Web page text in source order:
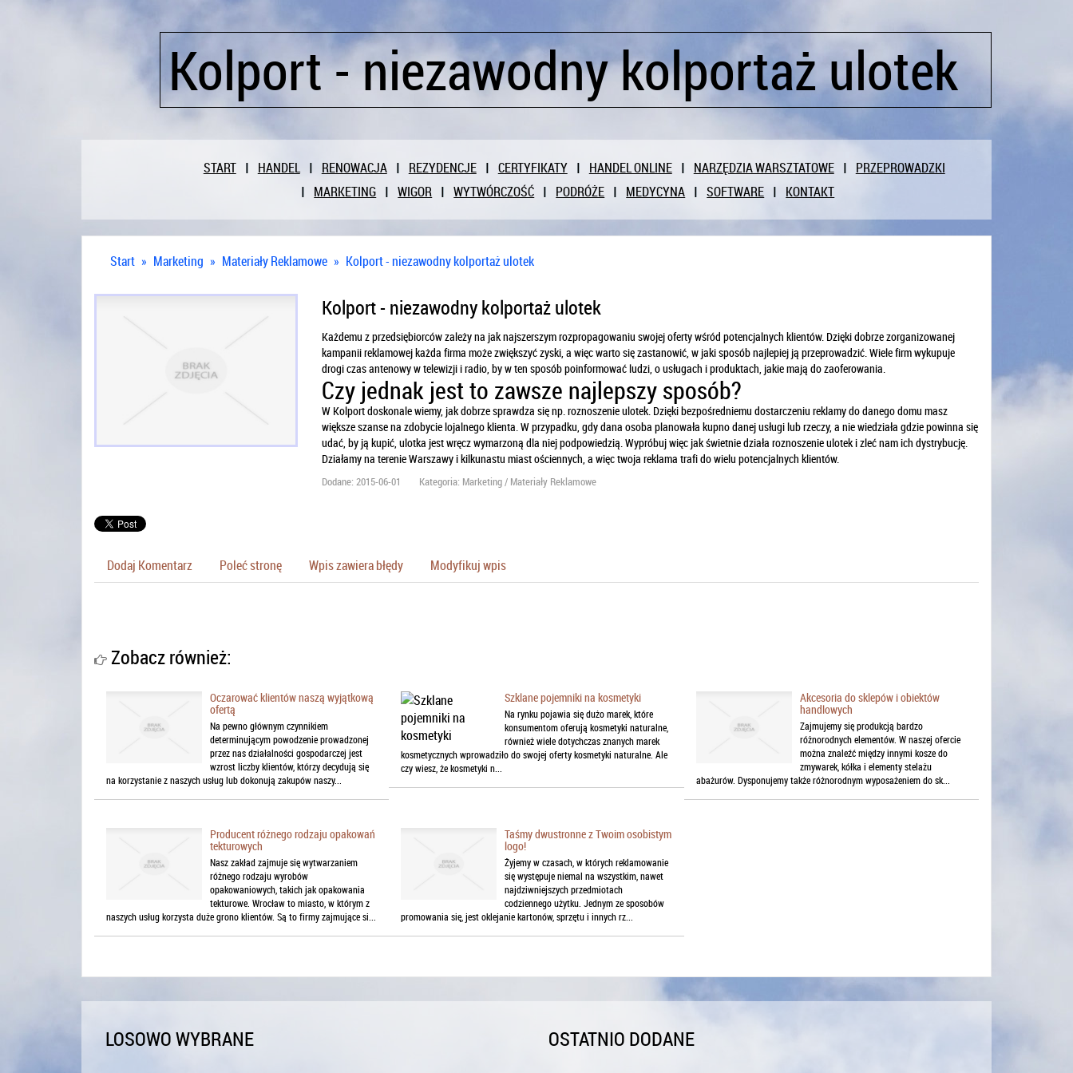
Kolport - niezawodny kolportaż ulotek
START HANDEL RENOWACJA REZYDENCJE CERTYFIKATY HANDEL ONLINE NARZĘDZIA WARSZTATOWE
PRZEPROWADZKI
MARKETING
WIGOR WYTWÓRCZOŚĆ PODRÓŻE MEDYCYNA SOFTWARE KONTAKT
Start » Marketing » Materiały Reklamowe » Kolport - niezawodny kolportaż ulotek
Kolport - niezawodny kolportaż ulotek
Każdemu z przedsiębiorców zależy na jak najszerszym rozpropagowaniu swojej oferty wśród potencjalnych klientów. Dzięki dobrze zorganizowanej
kampanii reklamowej każda firma może zwiększyć zyski, a więc warto się zastanowić, w jaki sposób najlepiej ją przeprowadzić. Wiele firm wykupuje
drogi czas antenowy w telewizji i radio, by w ten sposób poinformować ludzi, o usługach i produktach, jakie mają do zaoferowania.
Czy jednak jest to zawsze najlepszy sposób?
W Kolport doskonale wiemy, jak dobrze sprawdza się np. roznoszenie ulotek. Dzięki bezpośredniemu dostarczeniu reklamy do danego domu masz
większe szanse na zdobycie lojalnego klienta. W przypadku, gdy dana osoba planowała kupno danej usługi lub rzeczy, a nie wiedziała gdzie powinna się
udać, by ją kupić, ulotka jest wręcz wymarzoną dla niej podpowiedzią. Wypróbuj więc jak świetnie działa roznoszenie ulotek i zleć nam ich dystrybucję.
Działamy na terenie Warszawy i kilkunastu miast ościennych, a więc twoja reklama trafi do wielu potencjalnych klientów.
Dodane: 2015-06-01 Kategoria: Marketing / Materiały Reklamowe
Dodaj Komentarz Poleć stronę Wpis zawiera błędy Modyfikuj wpis
Zobacz również:
Oczarować klientów naszą wyjątkową
ofertą
Na pewno głównym czynnikiem
determinującym powodzenie prowadzonej
przez nas działalności gospodarczej jest
wzrost liczby klientów, którzy decydują się
na korzystanie z naszych usług lub dokonują zakupów naszy...
Szklane pojemniki na kosmetyki
Na rynku pojawia się dużo marek, które
konsumentom oferują kosmetyki naturalne,
również wiele dotychczas znanych marek
kosmetycznych wprowadziło do swojej oferty kosmetyki naturalne. Ale
czy wiesz, że kosmetyki n...
Akcesoria do sklepów i obiektów
handlowych
Zajmujemy się produkcją bardzo
różnorodnych elementów. W naszej ofercie
można znaleźć między innymi kosze do
zmywarek, kółka i elementy stelażu
abażurów. Dysponujemy także różnorodnym wyposażeniem do sk...
Producent różnego rodzaju opakowań
tekturowych
Nasz zakład zajmuje się wytwarzaniem
różnego rodzaju wyrobów
opakowaniowych, takich jak opakowania
tekturowe. Wrocław to miasto, w którym z
naszych usług korzysta duże grono klientów. Są to firmy zajmujące si...
Taśmy dwustronne z Twoim osobistym
logo!
Żyjemy w czasach, w których reklamowanie
się występuje niemal na wszystkim, nawet
najdziwniejszych przedmiotach
codziennego użytku. Jednym ze sposobów
promowania się, jest oklejanie kartonów, sprzętu i innych rz...
LOSOWO WYBRANE OSTATNIO DODANE